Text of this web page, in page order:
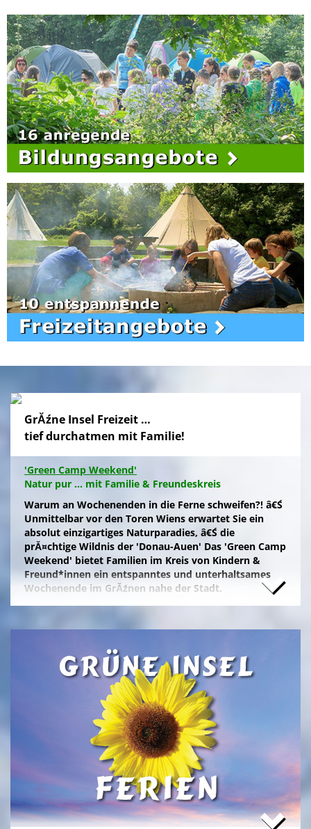
GrĂźne Insel Freizeit …
tief durchatmen mit Familie!
'Green Camp Weekend'
Natur pur ... mit Familie & Freundeskreis
Warum an Wochenenden in die Ferne schweifen?! â€Ś
Unmittelbar vor den Toren Wiens erwartet Sie ein
absolut einzigartiges Naturparadies, â€Ś die
prĂ¤chtige Wildnis der 'Donau-Auen' Das 'Green Camp
Weekend' bietet Familien im Kreis von Kindern &
Freund*innen ein entspanntes und unterhaltsames
Wochenende im GrĂźnen nahe der Stadt.
Naturfreunde, die lange Anfahrten meiden und zum
gepflegten Wiese im 'NationalparkCamp' mit
Selbstverpflegung, â€Ś inklusive KĂźhl- und Catering-
Support sowie abendlichem Brennholz fĂźr das
knisternde Lagerfeuer.
Zum stressfreien Kurzurlaub der Familie mit
Freundeskreis im idyllischen GrĂźn-Ambiente, mit
Naturabenteuern bei einer'Green Tour Lobau'
urigen 'Nationalpark Donau-Auen', mit romantischem
Sterngucken und Palavern am knisternden Lagerfeuer
â€Ś fehlt schlicht nur noch Ihre Buchung!
>
'Green Camp Weekend'